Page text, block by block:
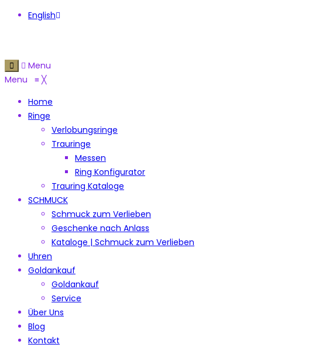
English
Menu
Menu ≡ ╳
Home
Ringe
Verlobungsringe
Trauringe
Messen
Ring Konfigurator
Trauring Kataloge
SCHMUCK
Schmuck zum Verlieben
Geschenke nach Anlass
Kataloge | Schmuck zum Verlieben
Uhren
Goldankauf
Goldankauf
Service
Über Uns
Blog
Kontakt